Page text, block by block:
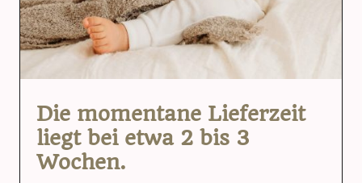
Die momentane Lieferzeit
liegt bei etwa 2 bis 3
Wochen.